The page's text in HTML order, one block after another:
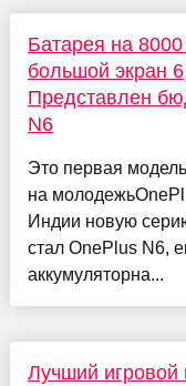
Батарея на
большой экран
Представлен
N6
Это первая
на
Индии новую
стал OnePlus N6,
аккумуляторна...
Лучший игровой